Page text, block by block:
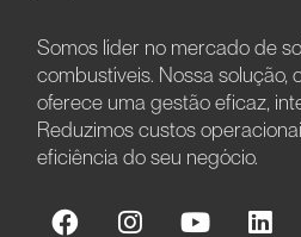
Somos líder no mercado de
combustíveis. Nossa solução,
oferece uma gestão eficaz,
Reduzimos custos
eficiência do seu negócio.